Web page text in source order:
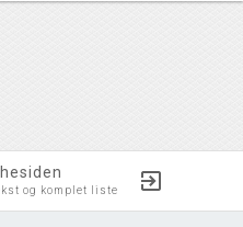
og komplet liste